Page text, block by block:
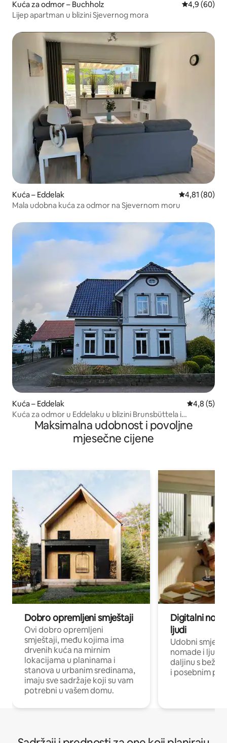
Kuća za odmor – Buchholz Prosječna
4,9 (60)
Lijep apartman u blizini Sjevernog mora
Kuća – Eddelak Prosječna
4,81 (80)
Mala udobna kuća za odmor na Sjevernom moru
Kuća – Eddelak Prosječna
4,8 (5)
Kuća za odmor u Eddelaku u blizini Brunsbüttela i
Sjevernog mora
Maksimalna udobnost i povoljne
mjesečne cijene
Dobro opremljeni smještaji
Ovi dobro opremljeni
smještaji, među kojima ima
drvenih kuća na mirnim
lokacijama u planinama i
stanova u urbanim sredinama,
imaju sve sadržaje koji su vam
potrebni u vašem domu.
Digitalni
ljudi
Udobni
nomade i ljude
daljinu s
i posebnim